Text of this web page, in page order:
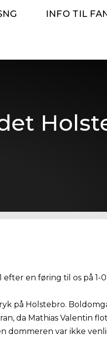
INFO TIL
en føring til os på 1-
på Holstebro.
da Mathias Valentin
dommeren var ikke